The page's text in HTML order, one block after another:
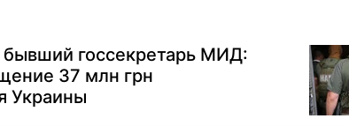
бывший госсекретарь МИД:
37 млн грн
Украины